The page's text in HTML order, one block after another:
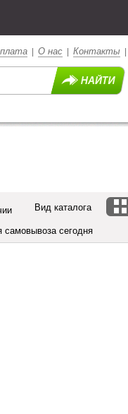
О нас Контакты
самовывоза сегодня
Вид каталога